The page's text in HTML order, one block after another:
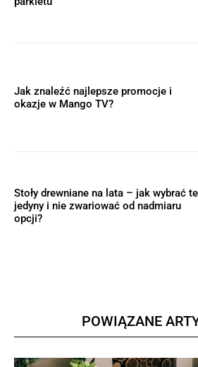
Jak znaleźć najlepsze promocje i
okazje w Mango TV?
Stoły drewniane na lata – jak wybrać
jedyny i nie zwariować od nadmiaru
opcji?
POWIĄZANE